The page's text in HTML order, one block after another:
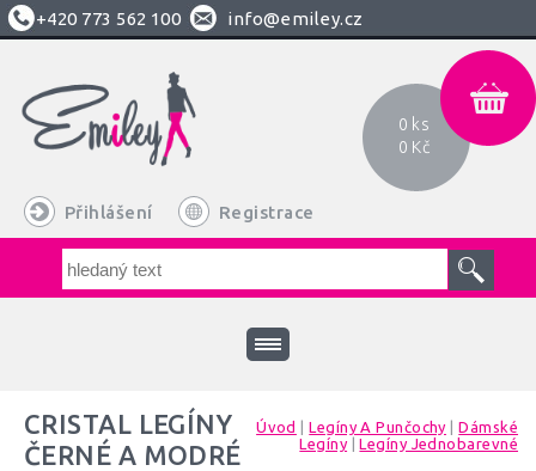
+420 773 562 100 info@emiley.cz
Přihlášení Registrace
0 ks
0 Kč
Úvod |Legíny A Punčochy |Dámské
Legíny |Legíny Jednobarevné
CRISTAL LEGÍNY
ČERNÉ A MODRÉ